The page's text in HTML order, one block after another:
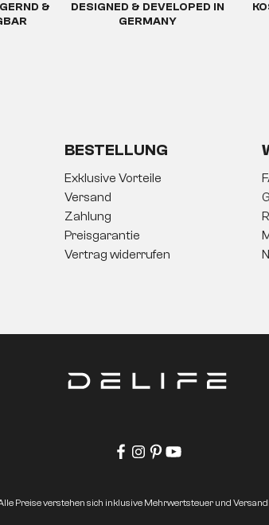
&
DESIGNED & DEVELOPED IN
GERMANY
BESTELLUNG
Exklusive Vorteile
Versand
Zahlung
Preisgarantie
Vertrag widerrufen
Preise verstehen sich inklusive Mehrwertsteuer und